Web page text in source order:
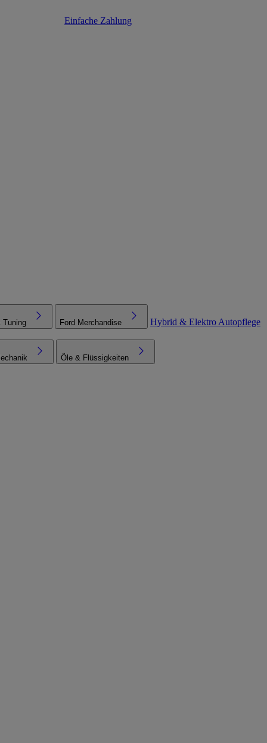
Einfache Zahlung
Tuning Ford Merchandise Hybrid & Elektro Autopflege
Öle & Flüssigkeiten